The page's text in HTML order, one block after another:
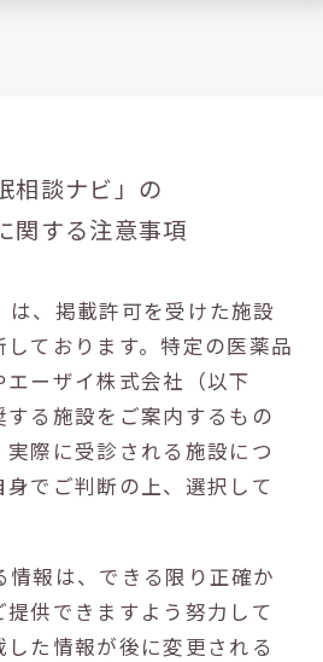
相談ナビ」の
関する注意事項
は、掲載許可を受けた施設
ております。特定の医薬品
ーザイ株式会社（以下
する施設をご案内するもの
際に受診される施設につ
でご判断の上、選択して
情報は、できる限り正確か
供できますよう努力して
た情報が後に変更される